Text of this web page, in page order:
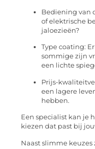
Bediening van
of elektrische
jaloezieën?
Type coating:
sommige zijn
een lichte
Prijs-
een lagere
hebben.
Een specialist kan je
kiezen dat past bij
Naast slimme keuzes